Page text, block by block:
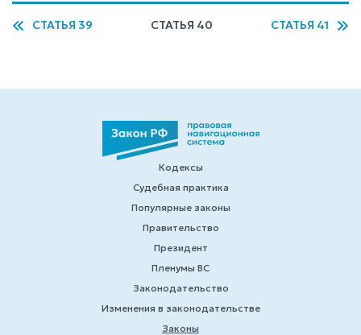
СТАТЬЯ 39 СТАТЬЯ 40 СТАТЬЯ 41
Кодексы
Судебная практика
Популярные законы
Правительство
Президент
Пленумы ВС
Законодательство
Изменения в законодательстве
Законы